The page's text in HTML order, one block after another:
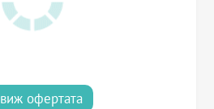
виж офертата